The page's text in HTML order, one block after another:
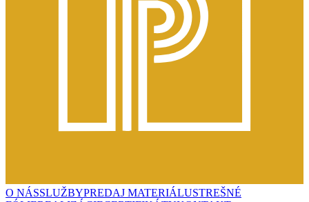
O NÁSSLUŽBYPREDAJ MATERIÁLUSTREŠNÉ